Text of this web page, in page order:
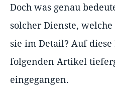
Doch was genau
solcher Dienste,
sie im Detail? Auf
folgenden Artikel
eingegangen.